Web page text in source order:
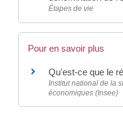
Étapes de vie
Pour en savoir plus
Qu'est-ce que le
Institut national de la
économiques (Insee)